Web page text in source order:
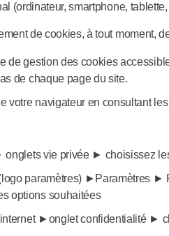
(ordinateur, smartphone,
de cookies, à tout moment,
de gestion des cookies
de chaque page du site.
votre navigateur en consultant
vie privée ► choisissez
paramètres) ►Paramètres
options souhaitées
►onglet confidentialité ►